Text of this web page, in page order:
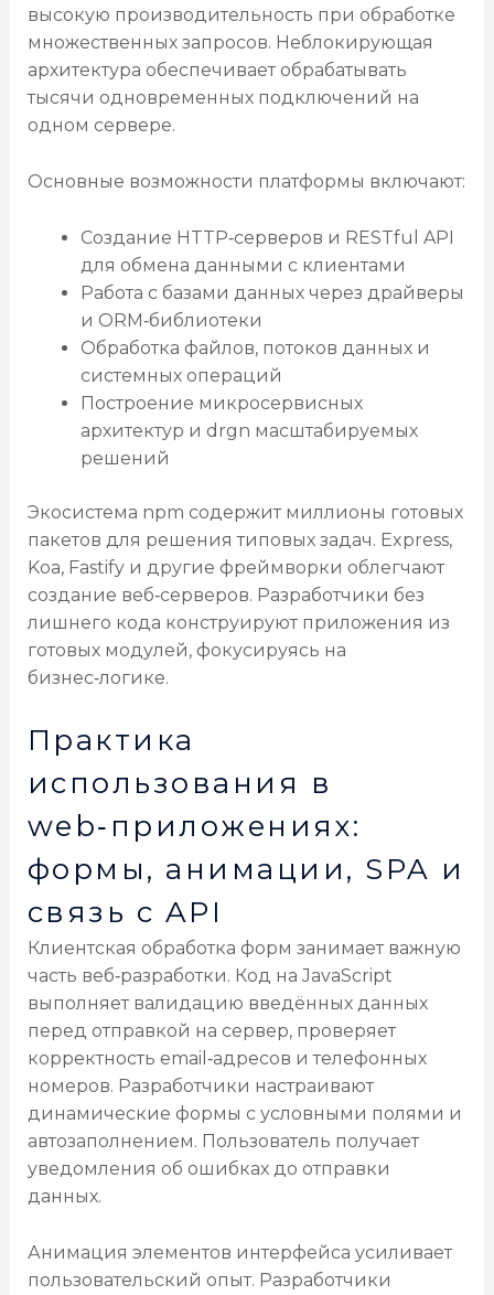
высокую производительность при обработке
множественных запросов. Неблокирующая
архитектура обеспечивает обрабатывать
тысячи одновременных подключений на
одном сервере.
Основные возможности платформы включают:
Создание HTTP‑серверов и RESTful API
для обмена данными с клиентами
Работа с базами данных через драйверы
и ORM‑библиотеки
Обработка файлов, потоков данных и
системных операций
Построение микросервисных
архитектур и drgn масштабируемых
решений
Экосистема npm содержит миллионы готовых
пакетов для решения типовых задач. Express,
Koa, Fastify и другие фреймворки облегчают
создание веб‑серверов. Разработчики без
лишнего кода конструируют приложения из
готовых модулей, фокусируясь на
бизнес‑логике.
Практика
использования в
web‑приложениях:
формы, анимации, SPA и
связь с API
Клиентская обработка форм занимает важную
часть веб‑разработки. Код на JavaScript
выполняет валидацию введённых данных
перед отправкой на сервер, проверяет
корректность email‑адресов и телефонных
номеров. Разработчики настраивают
динамические формы с условными полями и
автозаполнением. Пользователь получает
уведомления об ошибках до отправки
данных.
Анимация элементов интерфейса усиливает
пользовательский опыт. Разработчики